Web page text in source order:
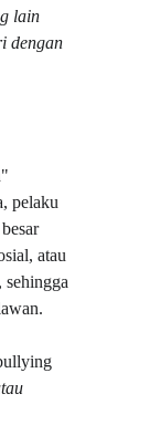
lain
dengan
pelaku
atau